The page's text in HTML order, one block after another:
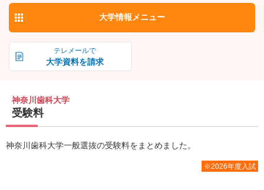
テレメールで
大学資料を請求
大学情報 メニュー
神奈川歯科大学
受験料
神奈川歯科大学一般選抜の受験料をまとめました。
※2026年度入試